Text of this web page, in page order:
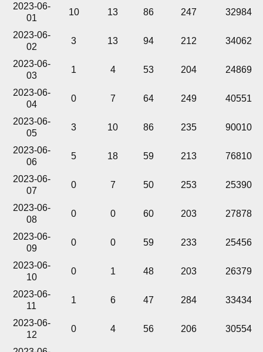
2023-06-
01
10 13 86 247 32984
2023-06-
02
3 13 94 212 34062
2023-06-
03
1 4 53 204 24869
2023-06-
04
0 7 64 249 40551
2023-06-
05
3 10 86 235 90010
2023-06-
06
5 18 59 213 76810
2023-06-
07
0 7 50 253 25390
2023-06-
08
0 0 60 203 27878
2023-06-
09
0 0 59 233 25456
2023-06-
10
0 1 48 203 26379
2023-06-
11
1 6 47 284 33434
2023-06-
12
0 4 56 206 30554